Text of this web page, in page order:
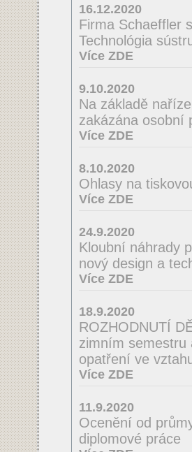
16.12.2020
Firma Schaeffler
Technológia
Více ZDE
9.10.2020
Na základě
zakázána osobní
Více ZDE
8.10.2020
Ohlasy na
Více ZDE
24.9.2020
Kloubní náhrady
nový design a
Více ZDE
18.9.2020
ROZHODNUTÍ
zimním semestru
opatření ve
Více ZDE
11.9.2020
Ocenění od
diplomové práce